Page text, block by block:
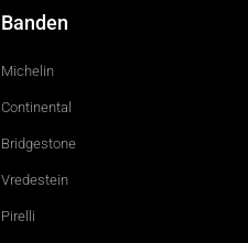
Banden
Michelin
Continental
Bridgestone
Vredestein
Pirelli